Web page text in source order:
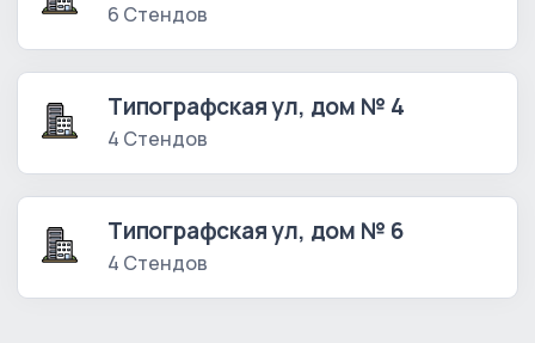
6 Стендов
Типографская ул, дом № 4
4 Стендов
Типографская ул, дом № 6
4 Стендов